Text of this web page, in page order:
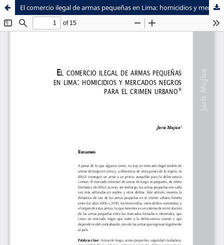
Sistema de
Bibliotecas
Facultad de
Ciencias Sociales
El comercio ilegal de armas pequeñas en Lima: homicidios y mercados negros para el crimen urbano